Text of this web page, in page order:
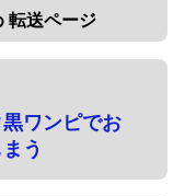
転送ページ
黒ワンピでお
う